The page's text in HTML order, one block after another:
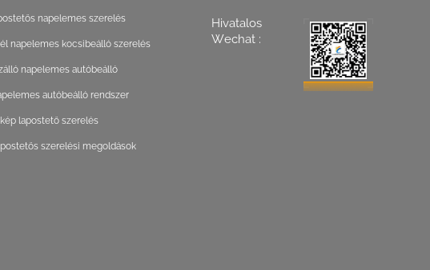
napelemes szerelés
napelemes kocsibeálló szerelés
napelemes autóbeálló
autóbeálló rendszer
lapostető szerelés
szerelési megoldások
Hivatalos
Wechat :